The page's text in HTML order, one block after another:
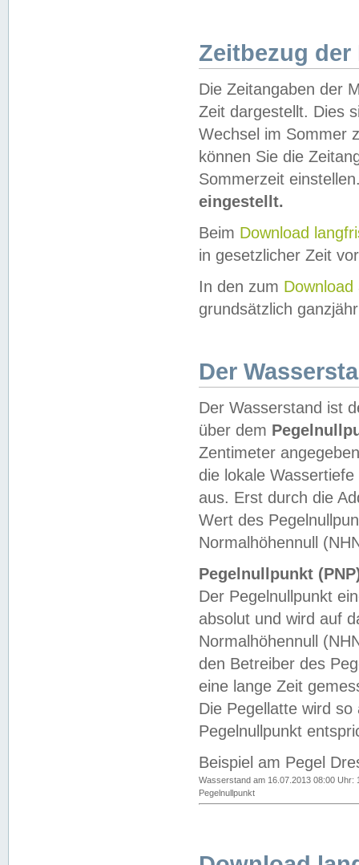
Zeitbezug der
Die Zeitangaben der
Zeit dargestellt. Dies
Wechsel im Sommer
können Sie die
Sommerzeit
eingestellt.
Beim Download
in gesetzlicher Zeit
In den zum Download
grundsätzlich
Der
Der Wasserstand ist
über dem
Zentimeter
die lokale
aus. Erst durch die
Wert des
Normalhöhennull
Pegelnullpunkt
Der Pegelnullpunkt
absolut und wird auf
Normalhöhennull
den Betreiber des
eine lange Zeit
Die Pegellatte wird
Pegelnullpunkt
Beispiel am Pegel
Wasserstand am 16.07.2013 08:00 Uhr:
Pegelnullpunkt